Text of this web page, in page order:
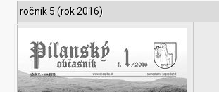
ročník 5 (rok 2016)